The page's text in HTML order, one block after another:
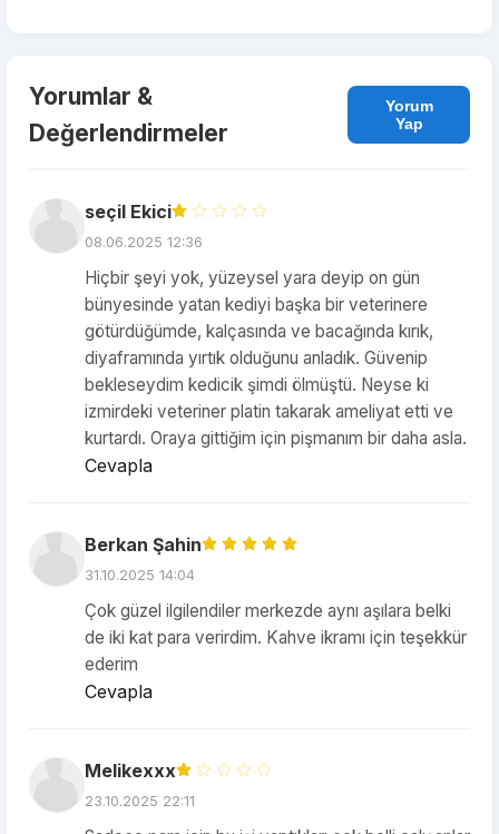
Yorumlar &
Değerlendirmeler
Yorum
Yap
seçil Ekici
08.06.2025 12:36
Hiçbir şeyi yok, yüzeysel yara deyip on gün
bünyesinde yatan kediyi başka bir veterinere
götürdüğümde, kalçasında ve bacağında kırık,
diyaframında yırtık olduğunu anladık. Güvenip
bekleseydim kedicik şimdi ölmüştü. Neyse ki
izmirdeki veteriner platin takarak ameliyat etti ve
kurtardı. Oraya gittiğim için pişmanım bir daha asla.
Cevapla
Berkan Şahin
31.10.2025 14:04
Çok güzel ilgilendiler merkezde aynı aşılara belki
de iki kat para verirdim. Kahve ikramı için teşekkür
ederim
Cevapla
Melikexxx
23.10.2025 22:11